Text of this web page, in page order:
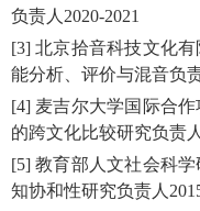
负责人 2020-2021
[3]北京拾音科技文化
能分析、评价与混音负
[4] 麦吉尔大学国际合作
的跨文化比较研究负责人
[5]教育部人文社会科学
知协和性研究负责人